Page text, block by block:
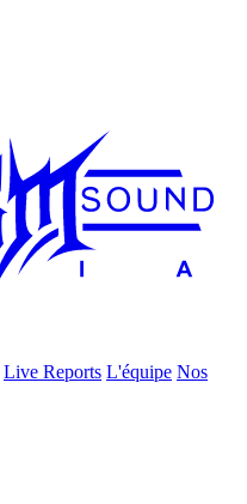
Live Reports L'équipe Nos